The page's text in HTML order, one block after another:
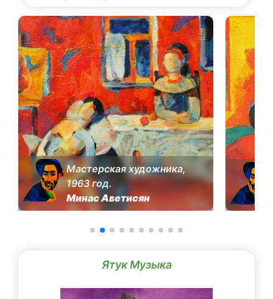
Мастерская художника,
1963 год.
Минас Аветисян
Ятук Музыка